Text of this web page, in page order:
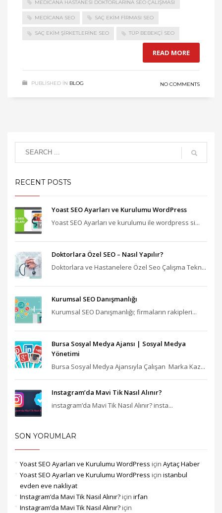
MEDICANA HASTANESI DOKTORLARINA SEO ÇALIŞMASI
MEDICANA SEO SAÇ EKIM FIRMASI SEO
SAÇ EKIM ŞIRKETLERINE SEO TÜP BEBEKÇI SEO
READ MORE
PUBLISHED IN BLOG NO COMMENTS
RECENT POSTS
Yoast SEO Ayarları ve Kurulumu WordPress
Yoast SEO Ayarları ve kurulumu ile wordpress si...
Doktorlara Özel SEO – Nasıl Yapılır?
Doktorlara ve Hastanelere Özel Seo Çalışma Tekn...
Kurumsal SEO Danışmanlığı
Kurumsal SEO Danışmanlığı; firmaların rakipleri...
Bursa Sosyal Medya Ajansı‎ | Sosyal Medya
Yönetimi
Bursa Sosyal Medya Ajansıyla Çalışan Marka Kaz...
Instagram’da Mavi Tik Nasıl Alınır?
instagram’da Mavi Tik Nasıl Alınır? insta...
SON YORUMLAR
Yoast SEO Ayarları ve Kurulumu WordPress için Aytaç Haber
Yoast SEO Ayarları ve Kurulumu WordPress için istanbul
evden eve nakliyat
Instagram’da Mavi Tik Nasıl Alınır?için irfan
Instagram’da Mavi Tik Nasıl Alınır?için